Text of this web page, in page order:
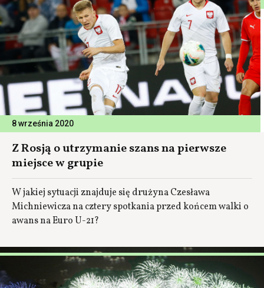
8 września 2020
Z Rosją o utrzymanie szans na pierwsze
miejsce w grupie
W jakiej sytuacji znajduje się drużyna Czesława
Michniewicza na cztery spotkania przed końcem walki o
awans na Euro U-21?